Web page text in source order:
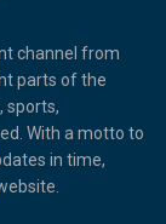
channel from
parts of the
sports,
With a motto to
in time,